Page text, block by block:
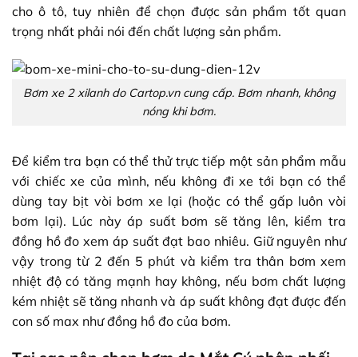
cho ô tô, tuy nhiên để chọn được sản phẩm tốt quan
trọng nhất phải nói đến chất lượng sản phẩm.
Bơm xe 2 xilanh do Cartop.vn cung cấp. Bơm nhanh, không
nóng khi bơm.
Để kiểm tra bạn có thể thử trực tiếp một sản phẩm mẫu
với chiếc xe của mình, nếu không đi xe tới bạn có thể
dùng tay bịt vòi bơm xe lại (hoặc có thể gấp luôn vòi
bơm lại). Lúc này áp suất bơm sẽ tăng lên, kiểm tra
đồng hồ đo xem áp suất đạt bao nhiêu. Giữ nguyên như
vậy trong từ 2 đến 5 phút và kiểm tra thân bơm xem
nhiệt độ có tăng mạnh hay không, nếu bơm chất lượng
kém nhiệt sẽ tăng nhanh và áp suất không đạt được đến
con số max như đồng hồ đo của bơm.